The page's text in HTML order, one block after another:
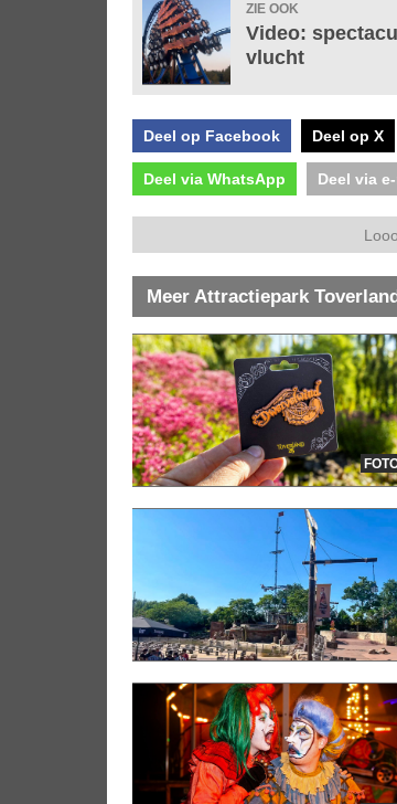
ZIE OOK
Video:
vlucht
Deel op Facebook Deel op X
Deel via WhatsApp Deel via
Meer Attractiepark Toverland